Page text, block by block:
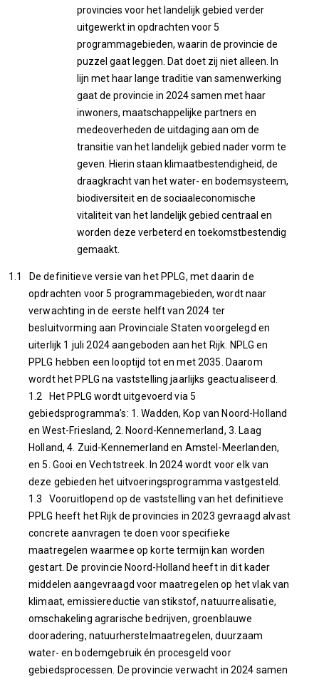
provincies voor het landelijk gebied verder
uitgewerkt in opdrachten voor 5
programmagebieden, waarin de provincie de
puzzel gaat leggen. Dat doet zij niet alleen. In
lijn met haar lange traditie van samenwerking
gaat de provincie in 2024 samen met haar
inwoners, maatschappelijke partners en
medeoverheden de uitdaging aan om de
transitie van het landelijk gebied nader vorm te
geven. Hierin staan klimaatbestendigheid, de
draagkracht van het water- en bodemsysteem,
biodiversiteit en de sociaaleconomische
vitaliteit van het landelijk gebied centraal en
worden deze verbeterd en toekomstbestendig
gemaakt.
1.1 De definitieve versie van het PPLG, met daarin de
opdrachten voor 5 programmagebieden, wordt naar
verwachting in de eerste helft van 2024 ter
besluitvorming aan Provinciale Staten voorgelegd en
uiterlijk 1 juli 2024 aangeboden aan het Rijk. NPLG en
PPLG hebben een looptijd tot en met 2035. Daarom
wordt het PPLG na vaststelling jaarlijks geactualiseerd.
1.2 Het PPLG wordt uitgevoerd via 5
gebiedsprogramma’s: 1. Wadden, Kop van Noord-Holland
en West-Friesland, 2. Noord-Kennemerland, 3. Laag
Holland, 4. Zuid-Kennemerland en Amstel-Meerlanden,
en 5. Gooi en Vechtstreek. In 2024 wordt voor elk van
deze gebieden het uitvoeringsprogramma vastgesteld.
1.3 Vooruitlopend op de vaststelling van het definitieve
PPLG heeft het Rijk de provincies in 2023 gevraagd alvast
concrete aanvragen te doen voor specifieke
maatregelen waarmee op korte termijn kan worden
gestart. De provincie Noord-Holland heeft in dit kader
middelen aangevraagd voor maatregelen op het vlak van
klimaat, emissiereductie van stikstof, natuurrealisatie,
omschakeling agrarische bedrijven, groenblauwe
dooradering, natuurherstelmaatregelen, duurzaam
water- en bodemgebruik én procesgeld voor
gebiedsprocessen. De provincie verwacht in 2024 samen